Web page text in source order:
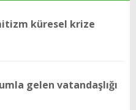
küresel krize
gelen vatandaşlığı